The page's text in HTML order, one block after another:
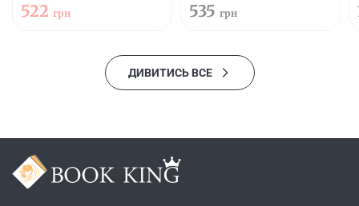
522 грн 535 грн
ДИВИТИСЬ ВСЕ